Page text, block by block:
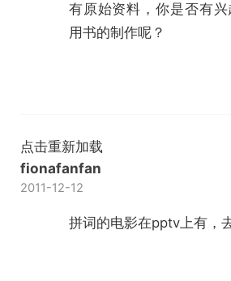
有原始资料，你是否有
用书的制作呢？
点击重新加载
fionafanfan
2011-12-12
拼词的电影在pptv上有，